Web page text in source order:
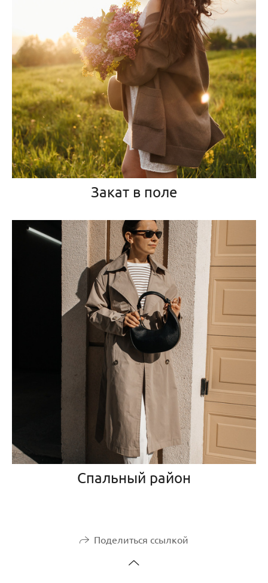
Закат в поле
Спальный район
Поделиться ссылкой